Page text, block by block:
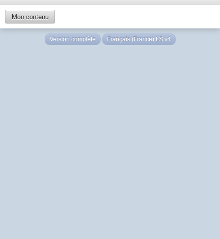
Mon contenu
Version complète Français (France) LS v4